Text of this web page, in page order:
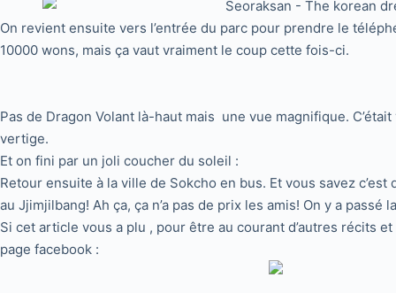
On revient ensuite vers l’entrée du parc pour prendre le
10000 wons, mais ça vaut vraiment le coup cette fois-ci.
Pas de Dragon Volant là-haut mais une vue magnifique.
vertige.
Et on fini par un joli coucher du soleil :
Retour ensuite à la ville de Sokcho en bus. Et vous savez
au Jjimjilbang! Ah ça, ça n’a pas de prix les amis! On y a
Si cet article vous a plu , pour être au courant d’autres récits
page facebook :